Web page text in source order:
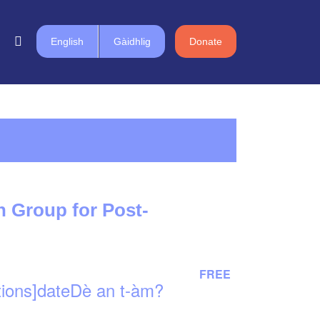
English Gàidhlig Donate
Group for Post-
an t-àm?
FREE